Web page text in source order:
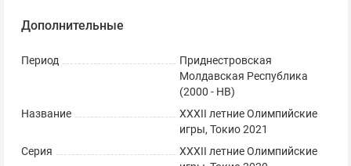
Дополнительные
Период
Приднестровская
Молдавская Республика
(2000 - НВ)
Название
XXXII летние Олимпийские
игры, Токио 2021
Серия
XXXII летние Олимпийские